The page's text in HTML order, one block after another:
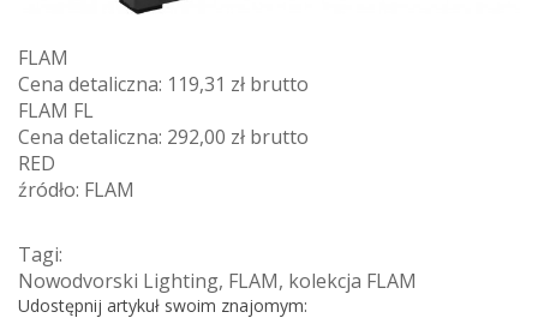
FLAM
Cena detaliczna: 119,31 zł brutto
FLAM FL
Cena detaliczna: 292,00 zł brutto
RED
źródło: FLAM
Tagi:
Nowodvorski Lighting, FLAM, kolekcja FLAM
Udostępnij artykuł swoim znajomym: